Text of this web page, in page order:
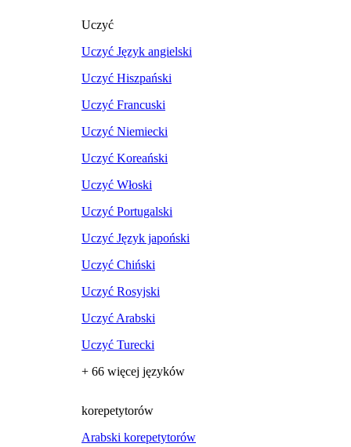
Uczyć
Uczyć Język angielski
Uczyć Hiszpański
Uczyć Francuski
Uczyć Niemiecki
Uczyć Koreański
Uczyć Włoski
Uczyć Portugalski
Uczyć Język japoński
Uczyć Chiński
Uczyć Rosyjski
Uczyć Arabski
Uczyć Turecki
+ 66 więcej języków
korepetytorów
Arabski korepetytorów